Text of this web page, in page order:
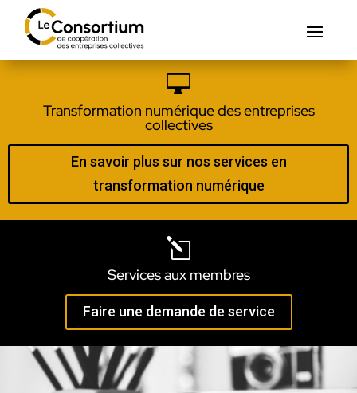

Transformation numérique des entreprises
collectives
En savoir plus sur nos services en
transformation numérique
l
Services aux membres
Faire une demande de service